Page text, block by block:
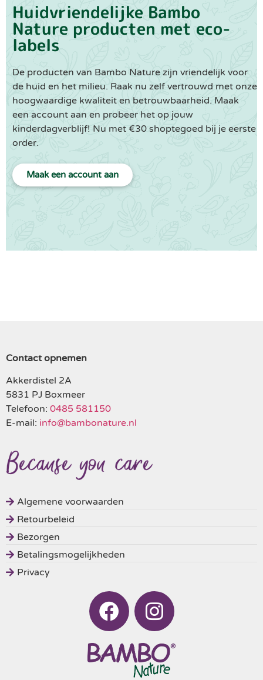
Huidvriendelijke Bambo
Nature producten met eco-
labels
De producten van Bambo Nature zijn vriendelijk voor
de huid en het milieu. Raak nu zelf vertrouwd met onze
hoogwaardige kwaliteit en betrouwbaarheid. Maak
een account aan en probeer het op jouw
kinderdagverblijf! Nu met €30 shoptegoed bij je eerste
order.
Maak een account aan
Contact opnemen
Akkerdistel 2A
5831 PJ Boxmeer
Telefoon: 0485 581150
E-mail: info@bambonature.nl
Algemene voorwaarden
Retourbeleid
Bezorgen
Betalingsmogelijkheden
Privacy